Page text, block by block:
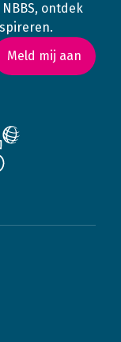
ontdek
Meld mij aan